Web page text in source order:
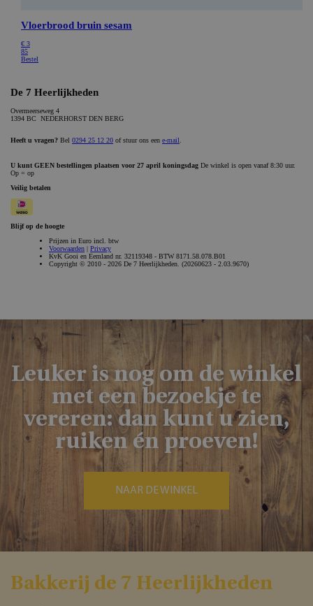
Leuker is nog om de winkel
met een bezoekje te
vereren: dan kunt u zien,
ruiken én proeven!
NAAR DE WINKEL
Bakkerĳ de 7 Heerlĳkheden